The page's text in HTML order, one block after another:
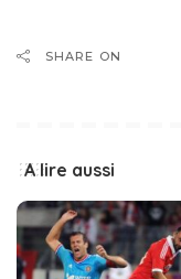
SHARE ON
A lire aussi